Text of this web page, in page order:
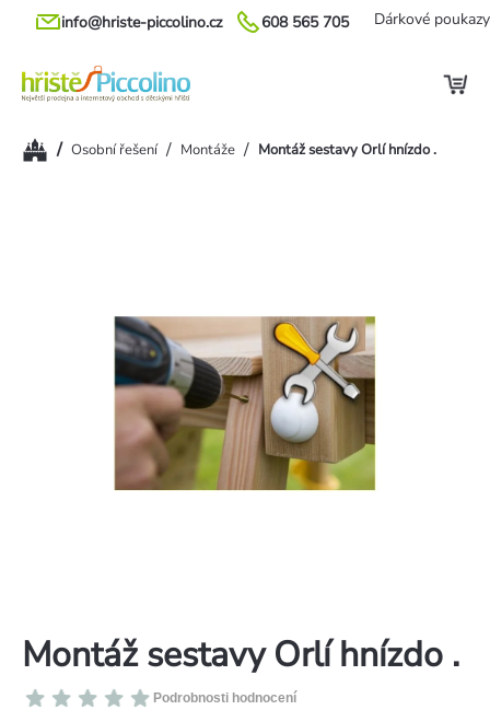
Přejít
608 565 705
info@hriste-piccolino.cz Dárkové poukazy
Domů/ Osobní řešení / Montáže / Montáž sestavy Orlí hnízdo .
Montáž sestavy Orlí hnízdo .
Průměrné
Podrobnosti hodnocení